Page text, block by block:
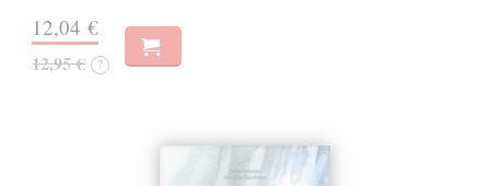
12,04 €
12,95 € ?